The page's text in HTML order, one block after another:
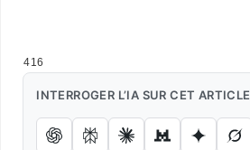
416
INTERROGER L’IA SUR CET ARTICLE